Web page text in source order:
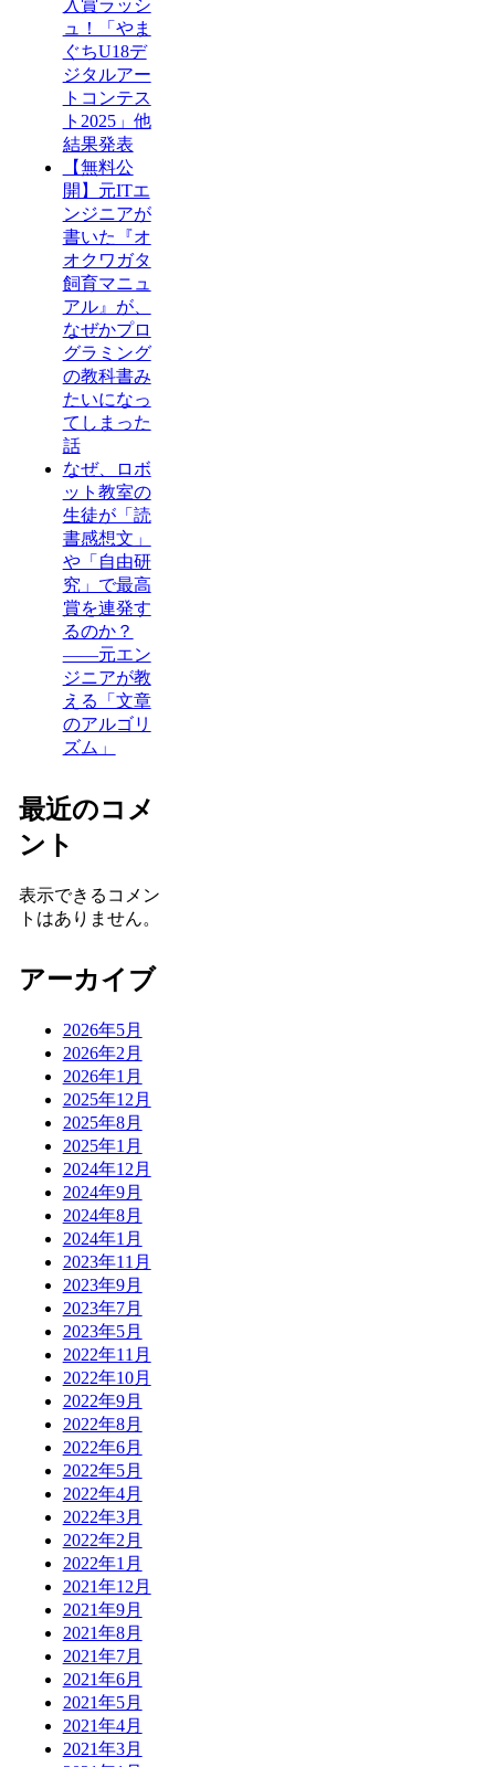
入賞ラッシ
ュ！「やま
ぐちU18デ
ジタルアー
トコンテス
ト2025」他
結果発表
【無料公
開】元ITエ
ンジニアが
書いた『オ
オクワガタ
飼育マニュ
アル』が、
なぜかプロ
グラミング
の教科書み
たいになっ
てしまった
話
なぜ、ロボ
ット教室の
生徒が「読
書感想文」
や「自由研
究」で最高
賞を連発す
るのか？
——元エン
ジニアが教
える「文章
のアルゴリ
ズム」
最近のコメ
ント
表示できるコメン
トはありません。
アーカイブ
2026年5月
2026年2月
2026年1月
2025年12月
2025年8月
2025年1月
2024年12月
2024年9月
2024年8月
2024年1月
2023年11月
2023年9月
2023年7月
2023年5月
2022年11月
2022年10月
2022年9月
2022年8月
2022年6月
2022年5月
2022年4月
2022年3月
2022年2月
2022年1月
2021年12月
2021年9月
2021年8月
2021年7月
2021年6月
2021年5月
2021年4月
2021年3月